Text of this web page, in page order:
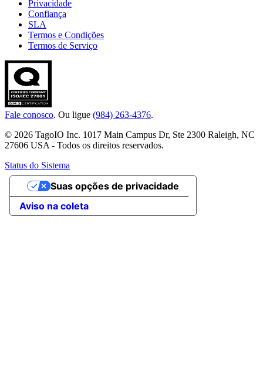
Privacidade
Confiança
SLA
Termos e Condições
Termos de Serviço
Fale conosco. Ou ligue (984) 263-4376.
© 2026 TagoIO Inc. 1017 Main Campus Dr, Ste 2300 Raleigh, NC
27606 USA - Todos os direitos reservados.
Status do Sistema
Aviso na coleta
Suas opções de privacidade